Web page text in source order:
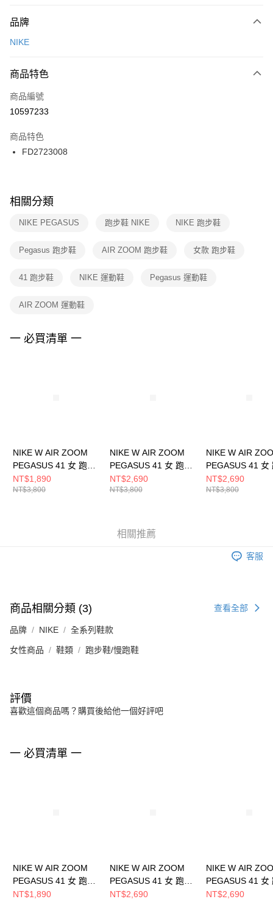
台灣樂天信用卡公司
【關於「AFTEE先享後付」】
便利好安心！
３．安心：先確認商品／服務後，再付款。
【「AFTEE先享後付」結帳流程】
１．於結帳方式選擇「AFTEE先享後付」後，將跳轉至「AFTEE先享後付」
２．訂單成立數日內，您將收到繳費通知簡訊。
３．收到繳費通知簡訊後14天內，點擊此簡訊中的連結，可透過四大超商／
ATM／網路銀行／等多元方式進行付款，方視為交易完成。
※ 交易是否成功請以「AFTEE先享後付 」之結帳頁面顯示為準，若有關於
是否繳費成功／繳費後需取消欲退款等相關疑問，請聯繫「AFTEE先享後付
客戶支援中心」https://netprotections.freshdesk.com/support/home
１．透過由恩沛科技股份有限公司提供之「AFTEE先享後付」服務完成之交
權轉讓予恩沛科技股份有限公司。
３．未成年的使用者請事先徵得法定代理人或監護人之同意方可使用
４．使用「AFTEE先享後付」時，將依據個別帳號之用戶狀況，依本公司即
運送方式
每筆NT$100，滿NT$1,500(含以上)免運費
宅配
每筆NT$100，滿NT$1,500(含以上)免運費
付款後門市自取
每筆NT$100，滿NT$1,500(含以上)免運費
品牌
NIKE
商品特色
商品編號
10597233
商品特色
FD2723008
相關分類
NIKE PEGASUS 跑步鞋 NIKE NIKE 跑步鞋
Pegasus 跑步鞋 AIR ZOOM 跑步鞋 女款 跑步鞋
41 跑步鞋 NIKE 運動鞋 Pegasus 運動鞋
AIR ZOOM 運動鞋
一 必買清單 一
NIKE W AIR ZOOM
PEGASUS 41 女 跑步
鞋 FD2723107
NT$1,890
NT$3,800
NIKE W AIR ZOOM
PEGASUS 41 女 跑步
鞋 FD2723404
NT$2,690
NT$3,800
NIKE W AIR
PEGASUS 41 女
鞋 FD2723120
NT$2,690
NT$3,800
相關推薦
客服
商品相關分類 (3) 查看全部
品牌 NIKE 全系列鞋款
女性商品 鞋類 跑步鞋/慢跑鞋
評價
喜歡這個商品嗎？購買後給他一個好評吧
一 必買清單 一
NIKE W AIR ZOOM
PEGASUS 41 女 跑步
鞋 FD2723107
NT$1,890
NIKE W AIR ZOOM
PEGASUS 41 女 跑步
鞋 FD2723404
NT$2,690
NIKE W AIR
PEGASUS 41 女
鞋 FD2723120
NT$2,690